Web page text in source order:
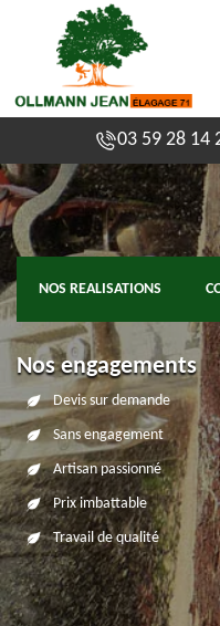
03 59 28 14
NOS REALISATIONS
Nos engagements
Devis sur demande
Sans engagement
Artisan passionné
Prix imbattable
Travail de qualité